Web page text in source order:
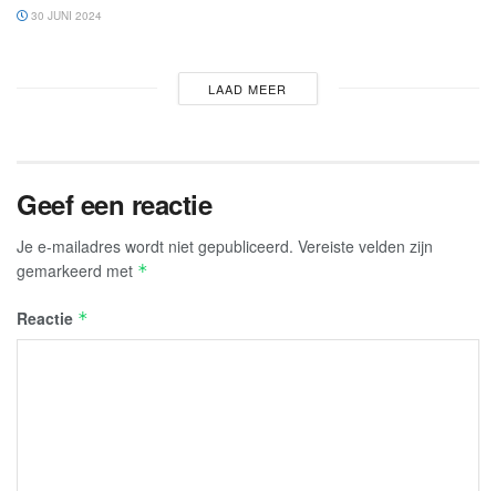
30 JUNI 2024
LAAD MEER
Geef een reactie
Je e-mailadres wordt niet gepubliceerd. Vereiste velden zijn
gemarkeerd met *
Reactie *